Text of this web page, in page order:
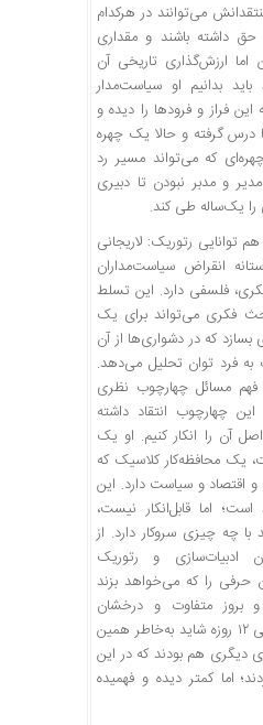
می‌توانند در هرکدام
حق داشته باشند و مقداری
ارزش‌گذاری تاریخی آن
بدانیم او سیاست‌مدار
فراز و فرودها را دیده و
درس گرفته و حالا یک چهره‌
که می‌تواند مسیر رد
و مدبر نبودن تا دبیری
را یک‌ساله طی کند.
توانایی رتوریک: لاریجانی
انقراض سیاست‌مداران
فلسفی دارد. این تسلط
فکری می‌تواند برای یک
که در دشواری‌ها از آن
فرد توان تحلیل می‌دهد.
مسائل چهارچوب نظری
این چهارچوب انتقاد داشته
اصل آن را انکار کنیم. او یک
یک محافظه‌کار کلاسیک که
اقتصاد و سیاست دارد. این
اما قابل‌انکار نیست،
چه چیزی سروکار دارد. از
ادبیات‌سازی و رتوریک
حرفی را که می‌خواهد بزند
بروز متفاوت و درخشان
لاریجانی در دفاع میهنی ۱۲ روزه شاید به‌خاطر همین
دیگری هم بودند که در این
اما کمتر دیده و فهمیده